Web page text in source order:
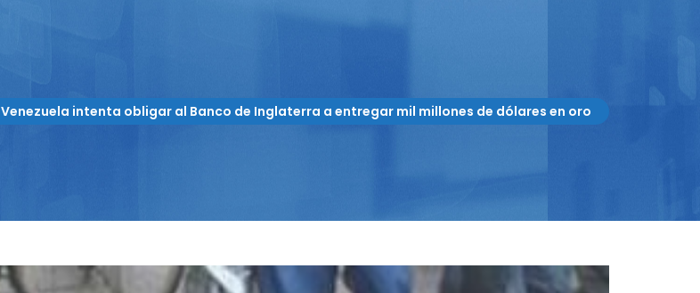
Venezuela intenta obligar al Banco de Inglaterra a entregar mil millones de dólares en oro